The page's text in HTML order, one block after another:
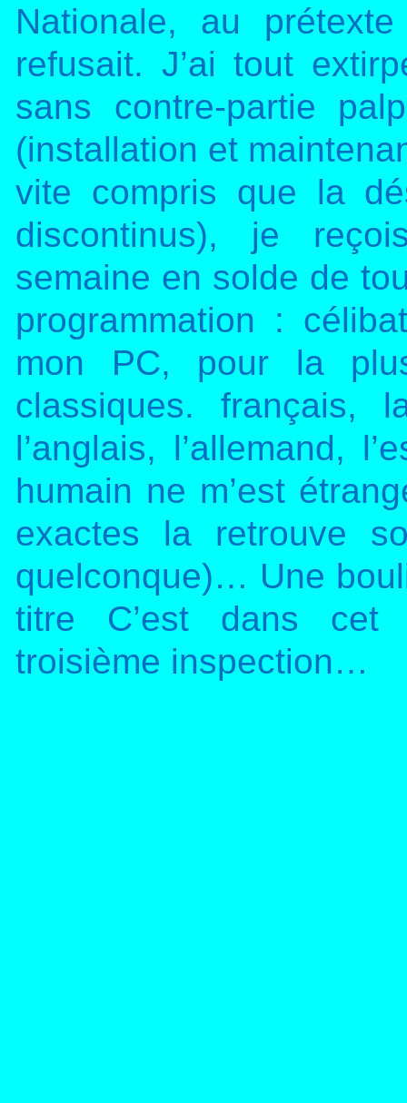
Nationale, au
refusait. J’ai tout
sans contre-partie
(installation et
vite compris que la
discontinus), je
semaine en solde de
programmation :
mon PC, pour la
classiques. français,
l’anglais, l’allemand,
humain ne m’est
exactes la retrouve
quelconque)… Une
titre C’est dans cet
troisième inspection…